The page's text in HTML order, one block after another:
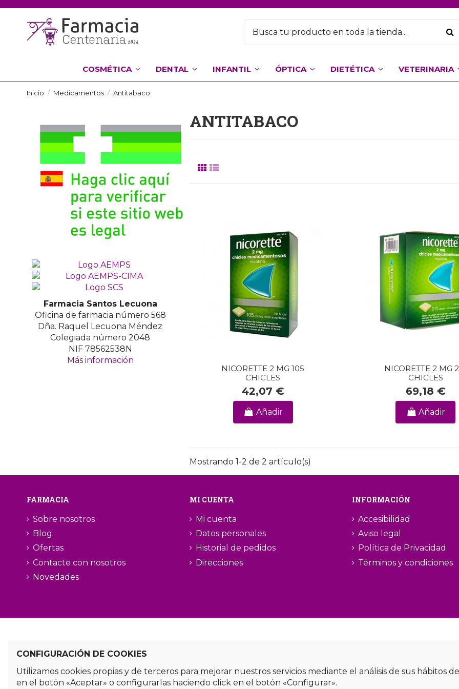
COSMÉTICA DENTAL INFANTIL ÓPTICA DIETÉTICA VETERINARIA
Inicio Medicamentos Antitabaco
ANTITABACO
NICORETTE 2 MG 105
CHICLES
42,07 €
Añadir
NICORETTE 2 MG
CHICLES
69,18 €
Añadir
Mostrando 1-2 de 2 artículo(s)
Farmacia Santos Lecuona
Oficina de farmacia número 568
Dña. Raquel Lecuona Méndez
Colegiada número 2048
NIF 78562538N
Más información
FARMACIA
Sobre nosotros
Blog
Ofertas
Contacte con nosotros
Novedades
MI CUENTA
Mi cuenta
Datos personales
Historial de pedidos
Direcciones
INFORMACIÓN
Accesibilidad
Aviso legal
Política de Privacidad
Términos y condiciones
CONFIGURACIÓN DE COOKIES
Utilizamos cookies propias y de terceros para mejorar nuestros servicios mediante el análisis de sus hábitos
en el botón «Aceptar» o configurarlas haciendo click en el botón «Configurar».